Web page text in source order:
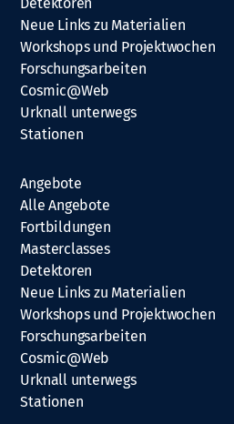
Neue Links zu Materialien
Workshops und Projektwochen
Forschungsarbeiten
Cosmic@Web
Urknall unterwegs
Stationen
Angebote
Alle Angebote
Fortbildungen
Masterclasses
Detektoren
Neue Links zu Materialien
Workshops und Projektwochen
Forschungsarbeiten
Cosmic@Web
Urknall unterwegs
Stationen